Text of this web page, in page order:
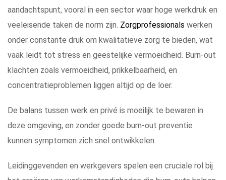
aandachtspunt, vooral in een sector waar hoge werkdruk en
veeleisende taken de norm zijn. Zorgprofessionals werken
onder constante druk om kwalitatieve zorg te bieden, wat
vaak leidt tot stress en geestelijke vermoeidheid. Burn-out
klachten zoals vermoeidheid, prikkelbaarheid, en
concentratieproblemen liggen altijd op de loer.
De balans tussen werk en privé is moeilijk te bewaren in
deze omgeving, en zonder goede burn-out preventie
kunnen symptomen zich snel ontwikkelen.
Leidinggevenden en werkgevers spelen een cruciale rol bij